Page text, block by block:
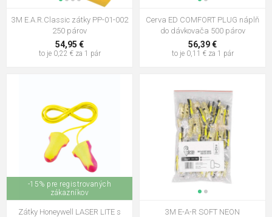
3M E.A.R.Classic zátky PP-01-002
250 párov
54,95 €
to je 0,22 € za 1 pár
Cerva ED COMFORT PLUG náplň
do dávkovača 500 párov
56,39 €
to je 0,11 € za 1 pár
-15% pre registrovaných
zákazníkov
Zátky Honeywell LASER LITE s
3M E-A-R SOFT NEON